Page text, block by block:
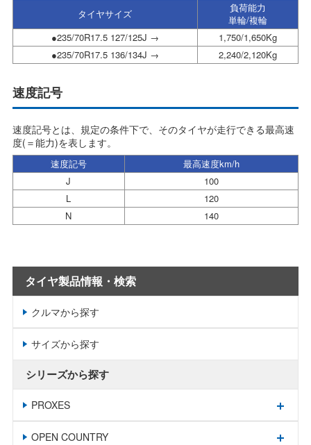
タイヤサイズ
負荷能力
単輪/複輪
●235/70R17.5 127/125J →
1,750/1,650Kg
●235/70R17.5 136/134J →
2,240/2,120Kg
速度記号
速度記号とは、規定の条件下で、そのタイヤが走行できる最高速
度(＝能力)を表します。
速度記号
最高速度km/h
J
100
L
120
N
140
タイヤ製品情報・検索
クルマから探す
サイズから探す
シリーズから探す
PROXES
OPEN COUNTRY